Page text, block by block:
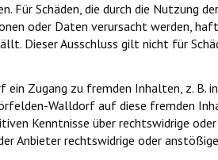
Für Schäden, die durch die
oder Daten verursacht werden,
Dieser Ausschluss gilt nicht für
Zugang zu fremden Inhalten, z. B.
Walldorf auf diese fremden
Kenntnisse über rechtswidrige
Anbieter rechtswidrige oder